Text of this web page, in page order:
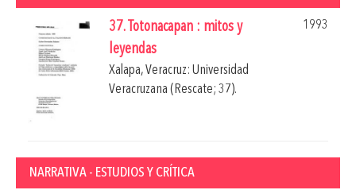
37. Totonacapan : mitos y
leyendas
1993
Xalapa, Veracruz: Universidad
Veracruzana (Rescate; 37).
NARRATIVA - ESTUDIOS Y CRÍTICA